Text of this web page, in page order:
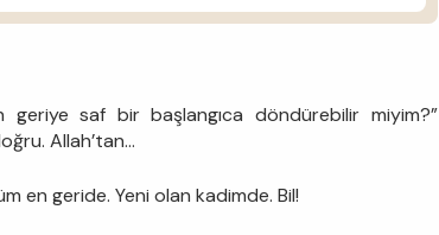
geriye saf bir başlangıca döndürebilir miyim?”
Allah’tan…
en geride. Yeni olan kadimde. Bil!